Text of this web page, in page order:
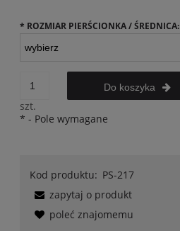
* ROZMIAR PIERŚCIONKA / ŚREDNICA:
szt.
Do koszyka
* - Pole wymagane
Kod produktu: PS-217
zapytaj o produkt
poleć znajomemu